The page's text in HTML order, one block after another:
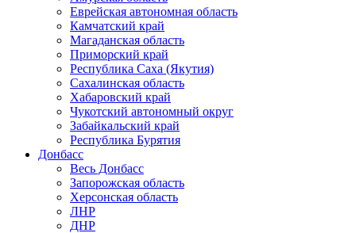
Еврейская автономная область
Камчатский край
Магаданская область
Приморский край
Республика Саха (Якутия)
Сахалинская область
Хабаровский край
Чукотский автономный округ
Забайкальский край
Республика Бурятия
Донбасс
Весь Донбасс
Запорожская область
Херсонская область
ЛНР
ДНР